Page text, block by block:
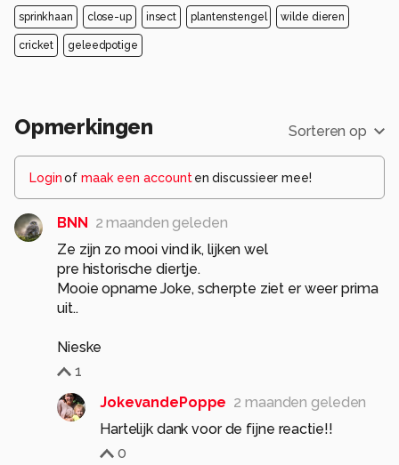
sprinkhaan close-up insect plantenstengel wilde dieren
cricket geleedpotige
Opmerkingen Sorteren op
Loginof maak een account en discussieer mee!
BNN
2 maanden geleden
Ze zijn zo mooi vind ik, lijken wel
pre historische diertje.
Mooie opname Joke, scherpte ziet er weer prima
uit..
Nieske
1
JokevandePoppe 2 maanden geleden
Hartelijk dank voor de fijne reactie!!
0